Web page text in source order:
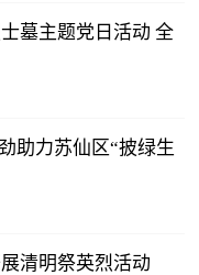
墓主题党日活动 全
助力苏仙区“披绿生
清明祭英烈活动